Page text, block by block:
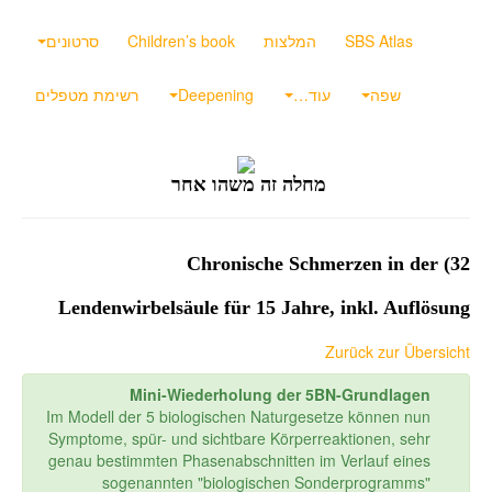
סרטונים Children’s book המלצות SBS Atlas
רשימת מטפלים Deepening עוד… שפה
מחלה זה משהו אחר
32) Chronische Schmerzen in der
Lendenwirbelsäule für 15 Jahre, inkl. Auflösung
Zurück zur Übersicht
Mini-Wiederholung der 5BN-Grundlagen
Im Modell der 5 biologischen Naturgesetze können nun
Symptome, spür- und sichtbare Körperreaktionen, sehr
genau bestimmten Phasenabschnitten im Verlauf eines
sogenannten "biologischen Sonderprogramms"